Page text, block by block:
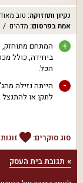
נקיון ותחזוקה: טוב מאוד
אמת בפרסום: מדהים
+
המתחם מתוחזק,
ביחידה, כולל
הכל.
-
הייתה נזילה
לתקן או
סוג סוקרים: זוגות
תגובת בית העסק